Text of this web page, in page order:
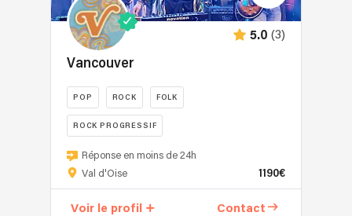
5.0 (3)
Vancouver
POP ROCK FOLK
ROCK PROGRESSIF
Depuis
2015,
revisite
Réponse en moins de 24h
Val d'Oise
1190€
Voir le profil Contact